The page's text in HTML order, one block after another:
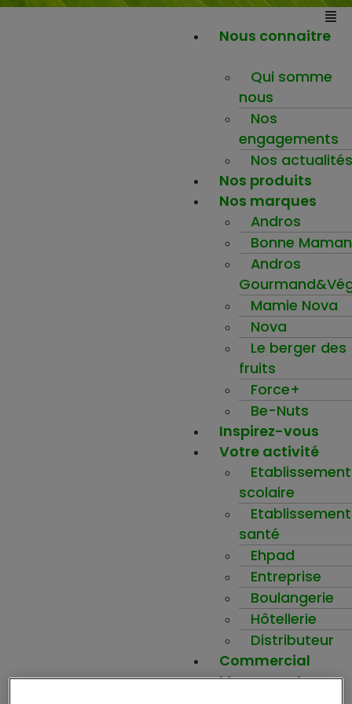
Nous connaitre
Qui somme
nous
Nos
engagements
Nos actualités
Nos produits
Nos marques
Andros
Bonne Maman
Andros
Mamie Nova
Nova
Le berger des
fruits
Force+
Be-Nuts
Inspirez-vous
Votre activité
Etablissement
scolaire
santé
Ehpad
Entreprise
Boulangerie
Hôtellerie
Distributeur
Commercial
Mon compte